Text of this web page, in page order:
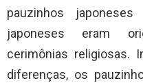
pauzinhos
japoneses eram
cerimônias religiosas.
diferenças, os